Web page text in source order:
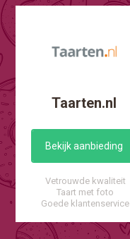
Taarten.nl
Bekijk aanbieding
Vetrouwde kwaliteit
Taart met foto
Goede klantenservice